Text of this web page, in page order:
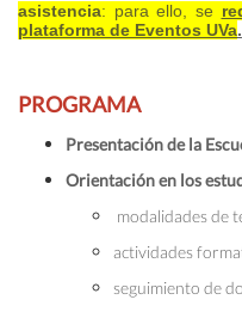
asistencia: para ello, se
plataforma de Eventos UVa.
PROGRAMA
Presentación de la
Orientación en los
modalidades de
actividades
seguimiento de